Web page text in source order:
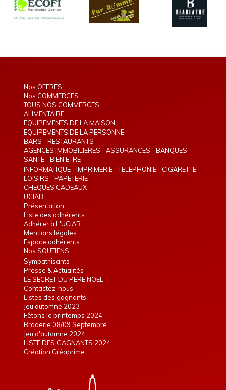
Nos OFFRES
Nos COMMERCES
TOUS NOS COMMERCES
ALIMENTAIRE
EQUIPEMENTS DE LA MAISON
EQUIPEMENTS DE LA PERSONNE
BARS - RESTAURANTS
AGENCES IMMOBILIERES - ASSURANCES - BANQUES -
TELEPHONIE - INTERIM
SANTE - BIEN ETRE
INFORMATIQUE - IMPRIMERIE - TELEPHONIE - CIGARETTE
ELECTRONIQUE
LOISIRS - PAPETERIE
CHEQUES CADEAUX
UCIAB
Présentation
Liste des adhérents
Adhérer à L'UCIAB
Mentions légales
Espace adhérents
Nos SOUTIENS
Sympathisants
Presse & Actualités
LE SECRET DU PERE NOEL
Contactez-nous
Listes des gagnants
Jeu automne 2023
Fêtons le printemps 2024
Braderie 08/09 Septembre
Jeu d'automne 2024
LISTE DES GAGNANTS 2024
Création Créaprime